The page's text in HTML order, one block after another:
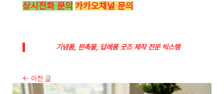
상시전화 문의 카카오채널 문의
기념품, 판촉물, 답례품 굿즈 제작 전문 빅스템
← 이전 글
다음 글 →